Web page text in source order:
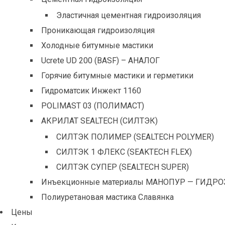
Эластичная цементная гидроизоляция
Проникающая гидроизоляция
Холодные битумные мастики
Ucrete UD 200 (BASF) – АНАЛОГ
Горячие битумные мастики и герметики
Гидроматсик Инжект 1160
POLIMAST 03 (ПОЛИМАСТ)
АКРИЛАТ SEALTECH (СИЛТЭК)
СИЛТЭК ПОЛИМЕР (SEALTECH POLYMER)
СИЛТЭК 1 ФЛЕКС (SEAKTECH FLEX)
СИЛТЭК СУПЕР (SEALTECH SUPER)
Инъекционные материалы МАНОПУР —
Полиуретановая мастика Славянка
Цены